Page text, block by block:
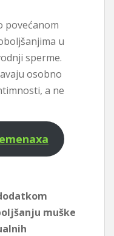
povećanom
u
sperme.
osobno
a ne
muške